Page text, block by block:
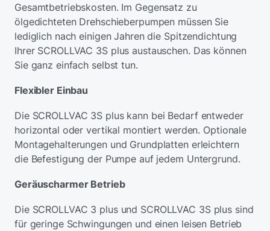
Gesamtbetriebskosten. Im Gegensatz zu
ölgedichteten Drehschieberpumpen müssen Sie
lediglich nach einigen Jahren die Spitzendichtung
Ihrer SCROLLVAC 3S plus austauschen. Das können
Sie ganz einfach selbst tun.
Flexibler Einbau
Die SCROLLVAC 3S plus kann bei Bedarf entweder
horizontal oder vertikal montiert werden. Optionale
Montagehalterungen und Grundplatten erleichtern
die Befestigung der Pumpe auf jedem Untergrund.
Geräuscharmer Betrieb
Die SCROLLVAC 3 plus und SCROLLVAC 3S plus sind
für geringe Schwingungen und einen leisen Betrieb